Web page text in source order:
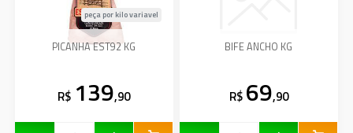
PICANHA EST92 KG
peça por kilo variavel
R$ 139,90
BIFE ANCHO KG
R$ 69,90